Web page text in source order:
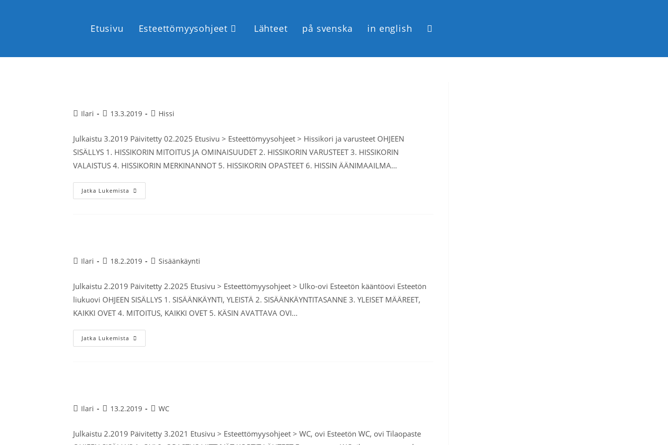
Etusivu Esteettömyysohjeet Lähteet på svenska in english
Ilari 13.3.2019 Hissi
Julkaistu 3.2019 Päivitetty 02.2025 Etusivu > Esteettömyysohjeet > Hissikori ja varusteet OHJEEN
SISÄLLYS 1. HISSIKORIN MITOITUS JA OMINAISUUDET 2. HISSIKORIN VARUSTEET 3. HISSIKORIN
VALAISTUS 4. HISSIKORIN MERKINANNOT 5. HISSIKORIN OPASTEET 6. HISSIN ÄÄNIMAAILMA…
Jatka Lukemista
Ilari 18.2.2019 Sisäänkäynti
Julkaistu 2.2019 Päivitetty 2.2025 Etusivu > Esteettömyysohjeet > Ulko-ovi Esteetön kääntöovi Esteetön
liukuovi OHJEEN SISÄLLYS 1. SISÄÄNKÄYNTI, YLEISTÄ 2. SISÄÄNKÄYNTITASANNE 3. YLEISET MÄÄREET,
KAIKKI OVET 4. MITOITUS, KAIKKI OVET 5. KÄSIN AVATTAVA OVI…
Jatka Lukemista
Ilari 13.2.2019 WC
Julkaistu 2.2019 Päivitetty 3.2021 Etusivu > Esteettömyysohjeet > WC, ovi Esteetön WC, ovi Tilaopaste